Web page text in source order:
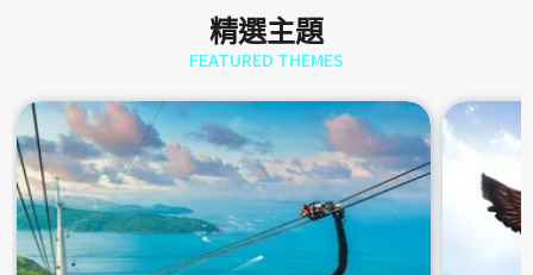
精選主題
FEATURED THEMES